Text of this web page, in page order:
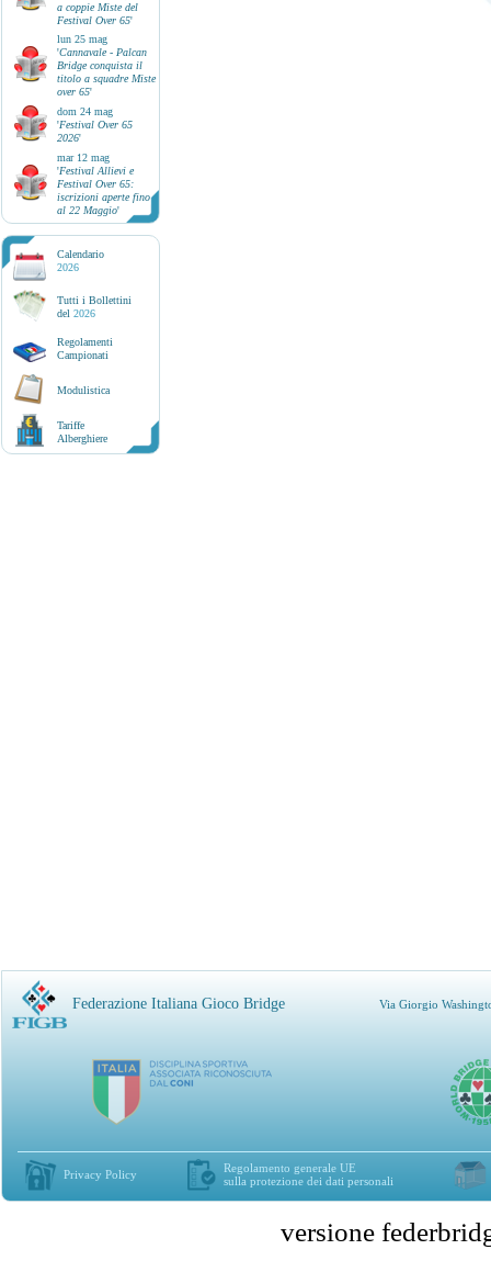
a coppie Miste del
Festival Over 65'
lun 25 mag
'Cannavale - Palcan
Bridge conquista il
titolo a squadre Miste
over 65'
dom 24 mag
'Festival Over 65
2026'
mar 12 mag
'Festival Allievi e
Festival Over 65:
iscrizioni aperte fino
al 22 Maggio'
Calendario
2026
Tutti i Bollettini
del 2026
Regolamenti
Campionati
Modulistica
Tariffe
Alberghiere
Federazione Italiana Gioco Bridge Via Giorgio
Privacy Policy
Regolamento generale UE
sulla protezione dei dati personali
versione